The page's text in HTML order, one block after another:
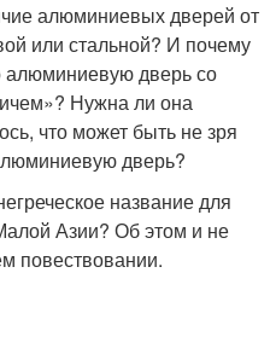
алюминиевых дверей от
или стальной? И почему
алюминиевую дверь со
Нужна ли она
что может быть не зря
дверь?
название для
Азии? Об этом и не
повествовании.